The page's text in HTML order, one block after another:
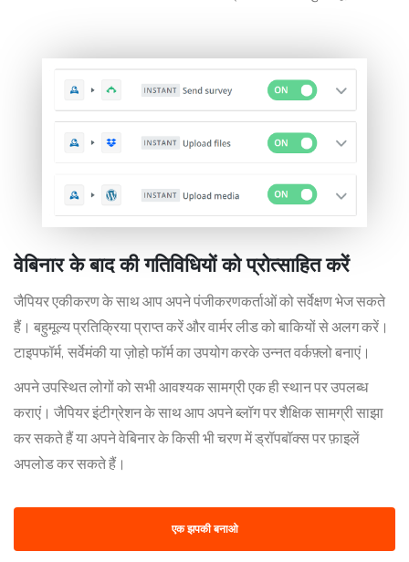
वेबिनार के बाद की गतिविधियों को प्रोत्साहित करें
जैपियर एकीकरण के साथ आप अपने पंजीकरणकर्ताओं को सर्वेक्षण भेज सकते
हैं। बहुमूल्य प्रतिक्रिया प्राप्त करें और वार्मर लीड को बाकियों से अलग करें।
टाइपफॉर्म, सर्वेमंकी या ज़ोहो फॉर्म का उपयोग करके उन्नत वर्कफ़्लो बनाएं।
अपने उपस्थित लोगों को सभी आवश्यक सामग्री एक ही स्थान पर उपलब्ध
कराएं। जैपियर इंटीग्रेशन के साथ आप अपने ब्लॉग पर शैक्षिक सामग्री साझा
कर सकते हैं या अपने वेबिनार के किसी भी चरण में ड्रॉपबॉक्स पर फ़ाइलें
अपलोड कर सकते हैं।
एक झपकी बनाओ